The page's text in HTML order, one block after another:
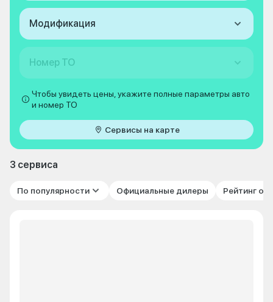
Модификация
Номер ТО
Чтобы увидеть цены, укажите полные параметры авто
и номер ТО
Сервисы на карте
3 сервиса
По популярности Официальные дилеры Рейтинг